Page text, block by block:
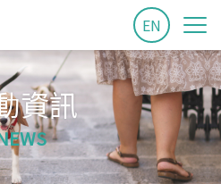
EN
資訊